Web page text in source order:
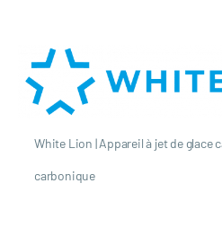
White Lion |Appareil à jet de glace
carbonique